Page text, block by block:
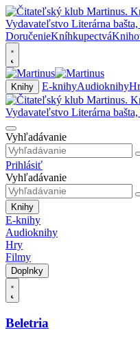
DoručenieKníhkupectvá
Knihy E-knihyAudioknihy
Vyhľadávanie
Prihlásiť
Vyhľadávanie
Knihy
E-knihy
Audioknihy
Hry
Filmy
Doplnky
Beletria